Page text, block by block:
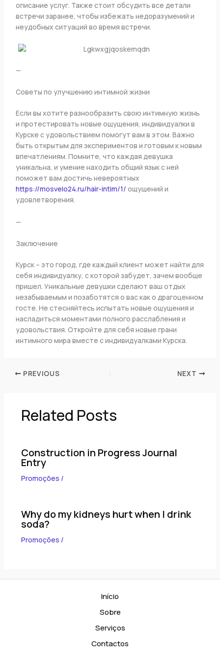
описание услуг. Также стоит обсудить все детали
встречи заранее, чтобы избежать недоразумений и
неудобных ситуаций во время встречи.
—
Советы по улучшению интимной жизни
Если вы хотите разнообразить свою интимную жизнь
и протестировать новые ощущения, индивидуалки в
Курске с удовольствием помогут вам в этом. Важно
быть открытым для экспериментов и готовым к новым
впечатлениям. Помните, что каждая девушка
уникальна, и умение находить общий язык с ней
поможет вам достичь невероятных
https://mosvelo24.ru/hair-intim/1/ ощущений и
удовлетворения.
—
Заключение
Курск – это город, где каждый клиент может найти для
себя индивидуалку, с которой забудет, зачем вообще
пришел. Уникальные девушки сделают ваш отдых
незабываемым и позаботятся о вас как о драгоценном
госте. Не стесняйтесь испытать новые ощущения и
насладиться моментами полного расслабления и
удовольствия. Откройте для себя новые грани
интимного мира вместе с индивидуалками Курска.
PREVIOUS NEXT
Related Posts
Construction in Progress Journal
Entry
Promoções /
Why do my kidneys hurt when I drink
soda?
Promoções /
Início
Sobre
Serviços
Contactos